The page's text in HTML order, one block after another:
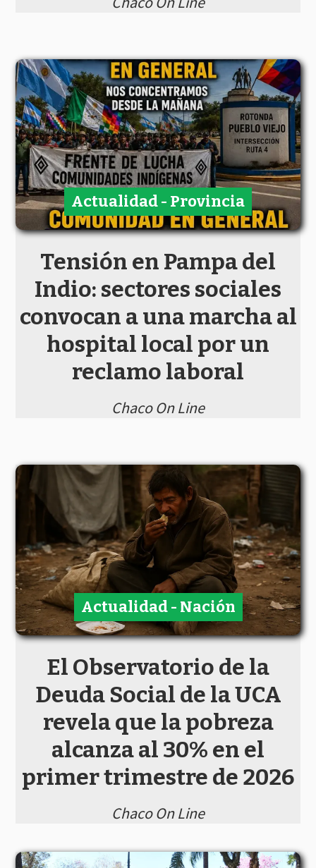
Tensión en Pampa del
Indio: sectores sociales
convocan a una marcha al
hospital local por un
reclamo laboral
Chaco On Line
Actualidad - Provincia
El Observatorio de la
Deuda Social de la UCA
revela que la pobreza
alcanza al 30% en el
primer trimestre de 2026
Chaco On Line
Actualidad - Nación